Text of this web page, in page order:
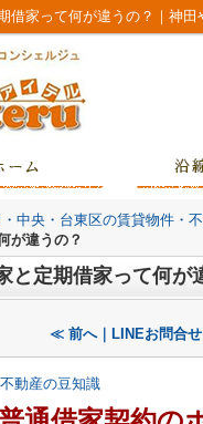
借家って何が違うの？｜神
中央・台東区の賃貸物件・
が違うの？
と定期借家って何が
≪ 前へ｜LINEお問合せ
不動産の豆知識